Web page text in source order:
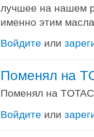
лучшее на нашем
именно этим
Войдите или
Поменял на
Поменял на
Войдите или